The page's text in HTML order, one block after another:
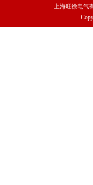
上海旺徐电气